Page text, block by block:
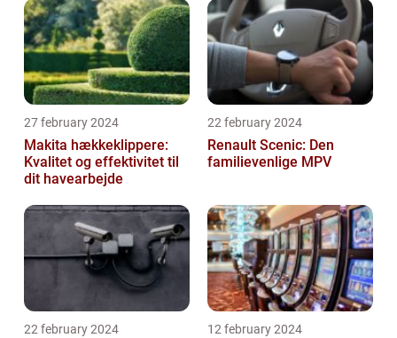
27 february 2024
Makita hækkeklippere:
Kvalitet og effektivitet til
dit havearbejde
22 february 2024
Renault Scenic: Den
familievenlige MPV
22 february 2024 12 february 2024